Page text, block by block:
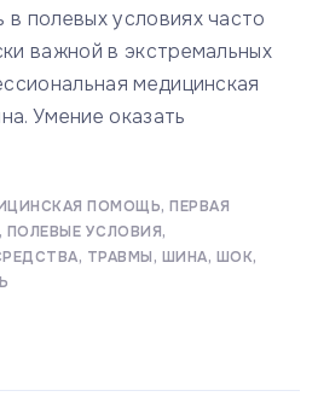
полевых условиях часто
важной в экстремальных
медицинская
Умение оказать
ПОМОЩЬ ПЕРВАЯ
ПОЛЕВЫЕ УСЛОВИЯ
ТРАВМЫ ШИНА ШОК